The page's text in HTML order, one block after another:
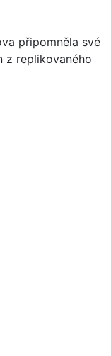
připomněla své
z replikovaného